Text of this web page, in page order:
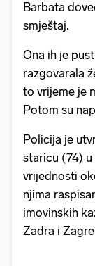
Barbata
smještaj.
Ona ih je
razgovarala
to vrijeme je
Potom su
Policija je
staricu (74)
vrijednosti
njima
imovinskih
Zadra i